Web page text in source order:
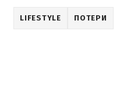
LIFESTYLE ПОТЕРИ